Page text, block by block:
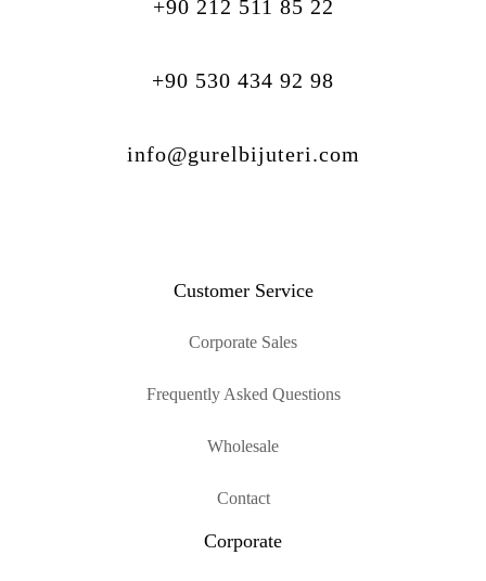
+90 212 511 85 22
+90 530 434 92 98
info@gurelbijuteri.com
Customer Service
Corporate Sales
Frequently Asked Questions
Wholesale
Contact
Corporate